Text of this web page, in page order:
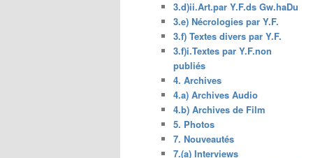
3.d)ii.Art.par Y.F.ds Gw.haDu
3.e) Nécrologies par Y.F.
3.f) Textes divers par Y.F.
3.f)i.Textes par Y.F.non
publiés
4. Archives
4.a) Archives Audio
4.b) Archives de Film
5. Photos
7. Nouveautés
7.(a) Interviews